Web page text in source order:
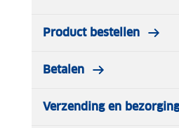
of time-lapse. Bij
van 30 seconden wanneer
continu een video van 2fps
deze manier is er altijd
deze geparkeerd staat.
Product bestellen
Betalen
Verzending en bezorging